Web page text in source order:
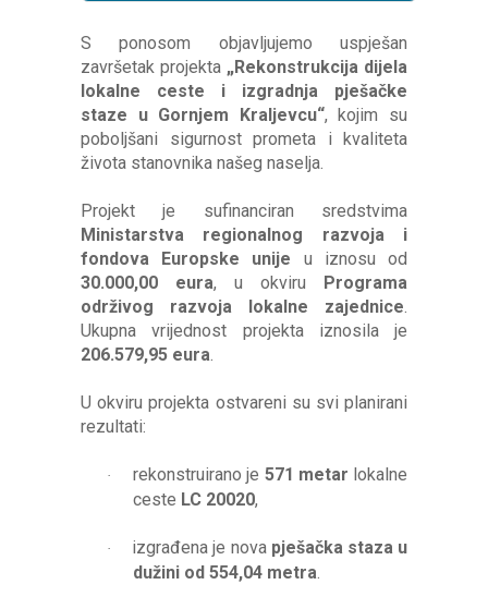
S ponosom objavljujemo uspješan
završetak projekta „Rekonstrukcija dijela
lokalne ceste i izgradnja pješačke
staze u Gornjem Kraljevcu“, kojim su
poboljšani sigurnost prometa i kvaliteta
života stanovnika našeg naselja.
Projekt je sufinanciran sredstvima
Ministarstva regionalnog razvoja i
fondova Europske unije u iznosu od
30.000,00 eura, u okviru Programa
održivog razvoja lokalne zajednice.
Ukupna vrijednost projekta iznosila je
206.579,95 eura.
U okviru projekta ostvareni su svi planirani
rezultati:
· rekonstruirano je 571 metar lokalne
ceste LC 20020,
· izgrađena je nova pješačka staza u
dužini od 554,04 metra.